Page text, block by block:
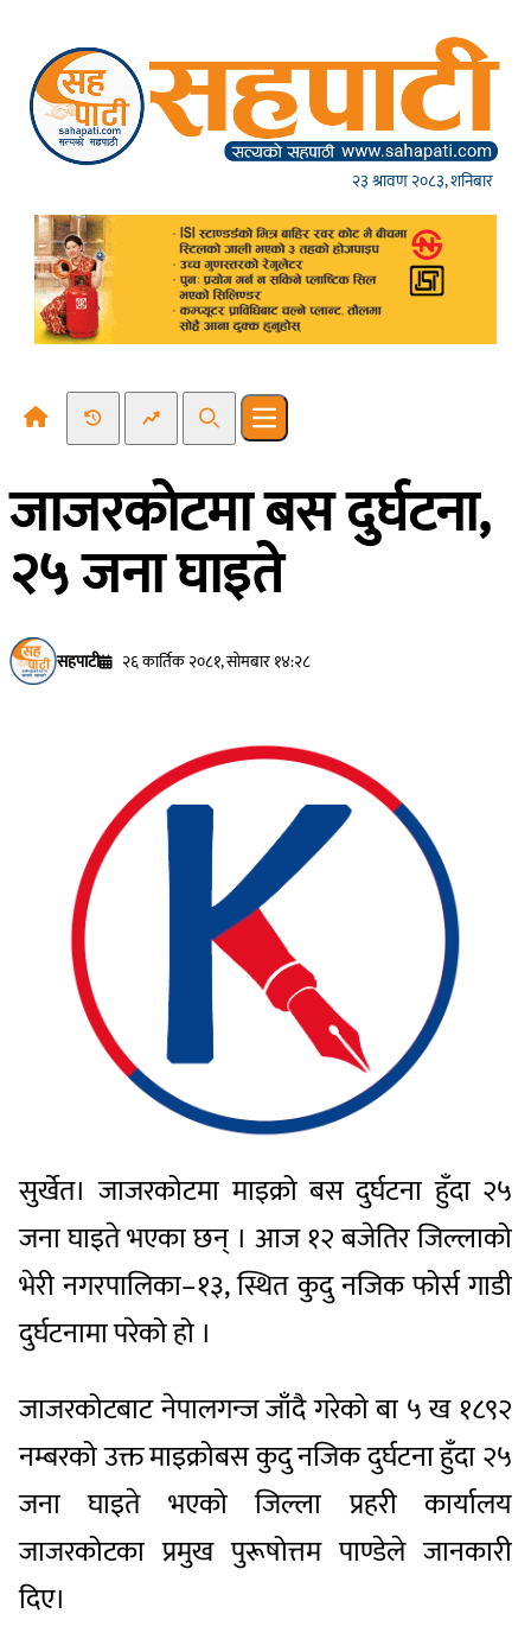
२३ श्रावण २०८३, शनिबार
Recent NewsTrending News
SearchOpen main menu
जाजरकाेटमा बस दुर्घटना,
२५ जना घाइते
सहपाटी २६ कार्तिक २०८१, सोमबार १४:२८
सुर्खेत। जाजरकोटमा माइक्रो बस दुर्घटना हुँदा २५
जना घाइते भएका छन् । आज १२ बजेतिर जिल्लाको
भेरी नगरपालिका–१३, स्थित कुदु नजिक फोर्स गाडी
दुर्घटनामा परेको हो ।
जाजरकोटबाट नेपालगन्ज जाँदै गरेको बा ५ ख १८९२
नम्बरको उक्त माइक्रोबस कुदु नजिक दुर्घटना हुँदा २५
जना घाइते भएको जिल्ला प्रहरी कार्यालय
जाजरकोटका प्रमुख पुरूषोत्तम पाण्डेले जानकारी
दिए।